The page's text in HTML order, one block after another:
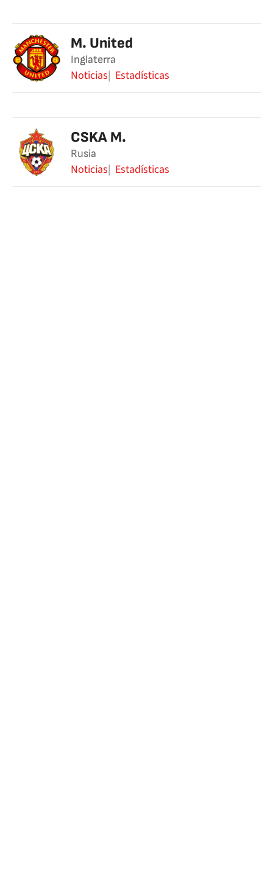
M. United
Inglaterra
Noticias Estadísticas
CSKA M.
Rusia
Noticias Estadísticas